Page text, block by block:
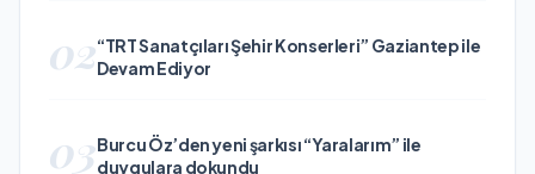
02“TRT Sanatçıları Şehir Konserleri” Gaziantep ile
Devam Ediyor
03Burcu Öz’den yeni şarkısı “Yaralarım” ile
duygulara dokundu